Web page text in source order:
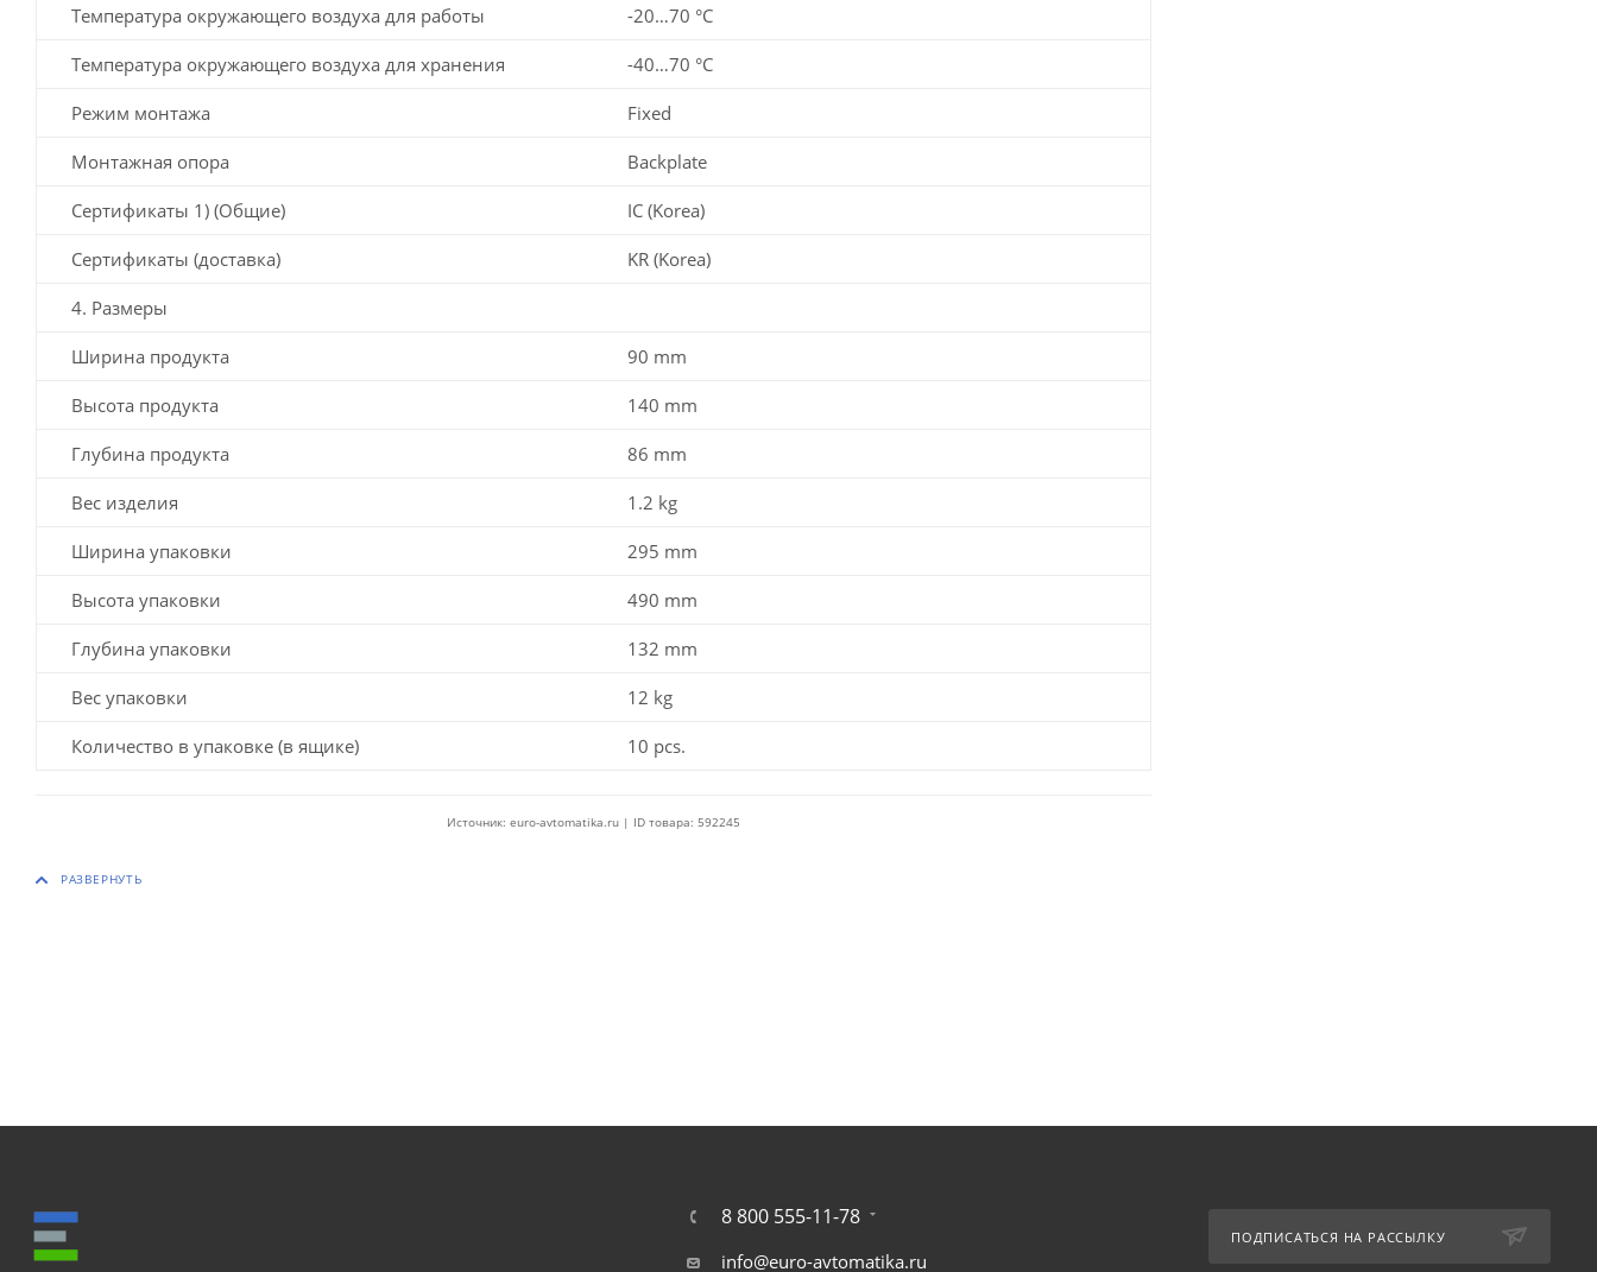
Температура окружающего воздуха для работы -20…70 °C
Температура окружающего воздуха для хранения -40…70 °C
Режим монтажа Fixed
Монтажная опора Backplate
Сертификаты 1) (Общие) IC (Korea)
Сертификаты (доставка) KR (Korea)
4. Размеры
Ширина продукта 90 mm
Высота продукта 140 mm
Глубина продукта 86 mm
Вес изделия 1.2 kg
Ширина упаковки 295 mm
Высота упаковки 490 mm
Глубина упаковки 132 mm
Вес упаковки 12 kg
Количество в упаковке (в ящике) 10 pcs.
Источник: euro-avtomatika.ru | ID товара: 592245
8 800 555-11-78
info@euro-avtomatika.ru
ПОДПИСАТЬСЯ НА РАССЫЛКУ